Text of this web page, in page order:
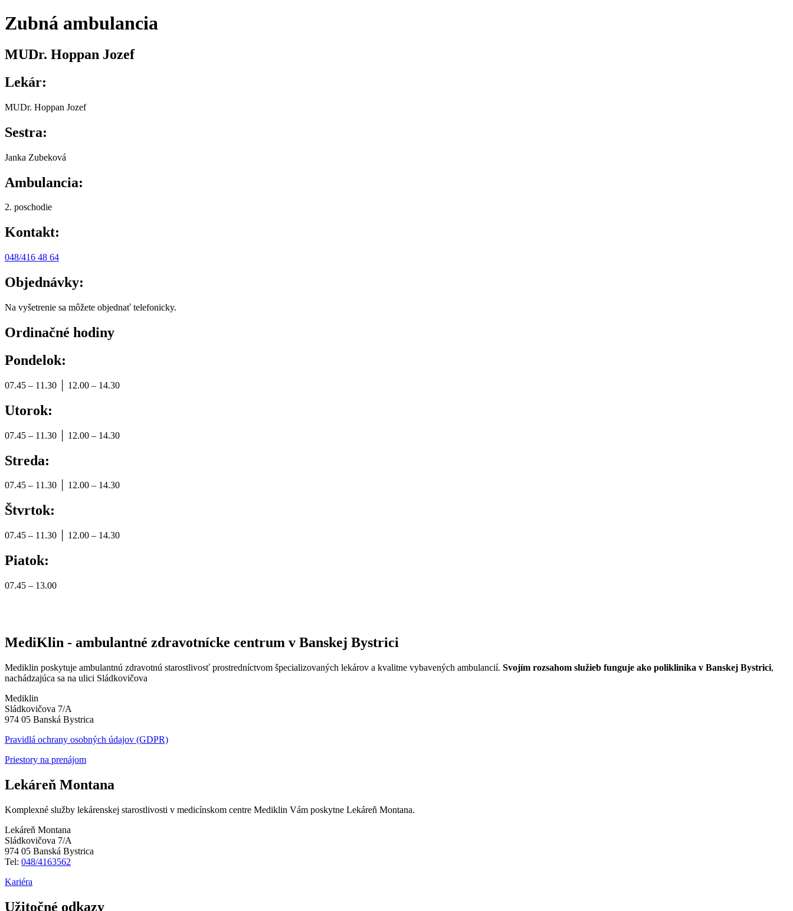
Zubná ambulancia
MUDr. Hoppan Jozef
Lekár:
MUDr. Hoppan Jozef
Sestra:
Janka Zubeková
Ambulancia:
2. poschodie
Kontakt:
048/416 48 64
Objednávky:
Na vyšetrenie sa môžete objednať telefonicky.
Ordinačné hodiny
Pondelok:
07.45 – 11.30 │ 12.00 – 14.30
Utorok:
07.45 – 11.30 │ 12.00 – 14.30
Streda:
07.45 – 11.30 │ 12.00 – 14.30
Štvrtok:
07.45 – 11.30 │ 12.00 – 14.30
Piatok:
07.45 – 13.00
MediKlin - ambulantné zdravotnícke centrum v Banskej Bystrici
Mediklin poskytuje ambulantnú zdravotnú starostlivosť prostredníctvom špecializovaných lekárov a kvalitne vybavených ambulancií. Svojím rozsahom služieb funguje ako poliklinika v Banskej Bystrici,
nachádzajúca sa na ulici Sládkovičova
Mediklin
Sládkovičova 7/A
974 05 Banská Bystrica
Pravidlá ochrany osobných údajov (GDPR)
Priestory na prenájom
Lekáreň Montana
Komplexné služby lekárenskej starostlivosti v medicínskom centre Mediklin Vám poskytne Lekáreň Montana.
Lekáreň Montana
Sládkovičova 7/A
974 05 Banská Bystrica
Tel: 048/4163562
Kariéra
Užitočné odkazy